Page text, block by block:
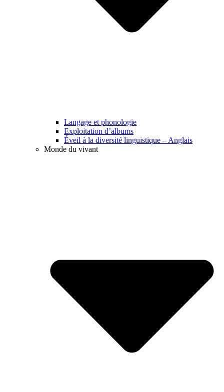
Langage et phonologie
Exploitation d’albums
Éveil à la diversité linguistique – Anglais
Monde du vivant